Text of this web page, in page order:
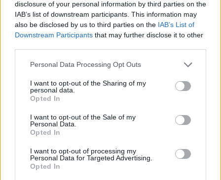
disclosure of your personal information by third parties on the
IAB’s list of downstream participants. This information may
also be disclosed by us to third parties on the IAB’s List of
Downstream Participants that may further disclose it to other
Personal Data Processing Opt Outs
I want to opt-out of the Sharing of my
personal data.
Opted In
I want to opt-out of the Sale of my
Personal Data.
Opted In
I want to opt-out of processing my
Personal Data for Targeted Advertising.
Opted In
Travaux Extérieurs: Améliorez Votre Façade et Jardin
5 juin 2024